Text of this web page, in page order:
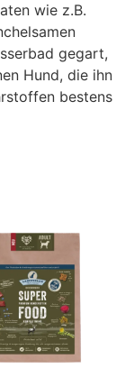
wie z.B.
gegart,
Hund, die ihn
bestens